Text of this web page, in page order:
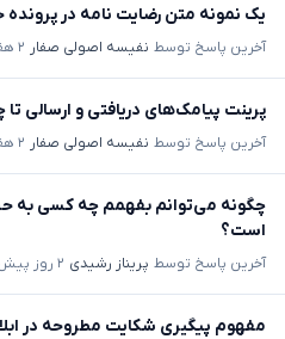
یک نمونه متن رضایت نامه در
آخرین پاسخ توسط نفیسه اصولی صفار ۲ هفته پیش
پرینت پیامک‌های دریافتی و ارسالی
آخرین پاسخ توسط نفیسه اصولی صفار ۲ هفته پیش
چگونه می‌توانم بفهمم چه کسی به
است؟
آخرین پاسخ توسط پریناز رشیدی ۲ روز پیش
مفهوم پیگیری شکایت مطروحه در